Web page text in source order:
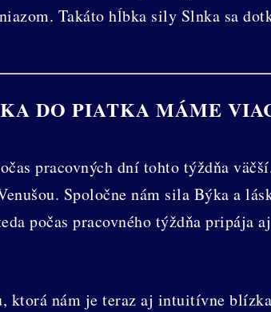
Takáto hĺbka sily Slnka sa
DO PIATKA MÁME
pracovných dní tohto týždňa
Spoločne nám sila Býka a
počas pracovného týždňa pripája
ktorá nám je teraz aj intuitívne